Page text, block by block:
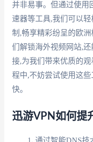
并非易事。但通过使用
速器等工具,我们可以
制,畅享精彩纷呈的欧
们解锁海外视频网站,
接,为我们带来优质的
程中,不妨尝试使用这
快。
迅游VPN如何提
通过智能DNS技